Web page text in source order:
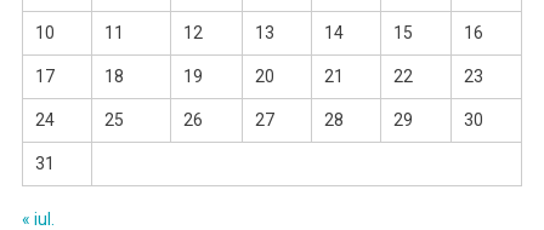
10 11 12 13 14 15 16
17 18 19 20 21 22 23
24 25 26 27 28 29 30
31
« iul.